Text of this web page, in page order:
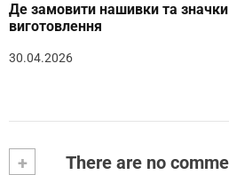
Де замовити нашивки та
виготовлення
30.04.2026
+ There are no